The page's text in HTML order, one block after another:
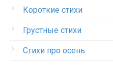
Короткие стихи
Грустные стихи
Стихи про осень